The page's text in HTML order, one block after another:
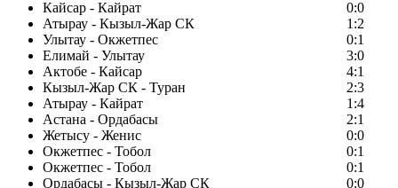
Кайсар - Кайрат
0:0
Атырау - Кызыл-Жар СК
1:2
Улытау - Окжетпес
0:1
Елимай - Улытау
3:0
Актобе - Кайсар
4:1
Кызыл-Жар СК - Туран
2:3
Атырау - Кайрат
1:4
Астана - Ордабасы
2:1
Жетысу - Женис
0:0
Окжетпес - Тобол
0:1
Окжетпес - Тобол
0:1
Ордабасы - Кызыл-Жар СК
0:0